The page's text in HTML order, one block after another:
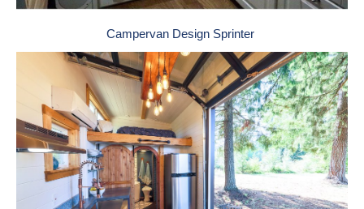
Campervan Design Sprinter